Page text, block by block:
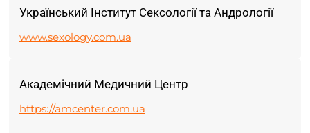
Український Інститут Сексології та Андрології
www.sexology.com.ua
Академічний Медичний Центр
https://amcenter.com.ua